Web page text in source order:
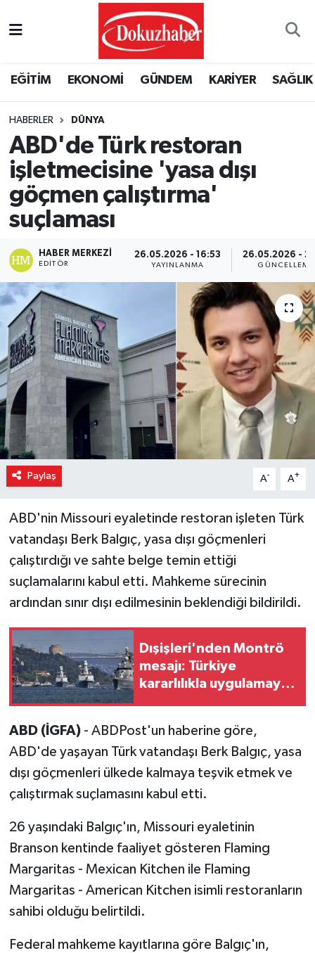
EĞİTİM EKONOMİ GÜNDEM KARİYER SAĞLIK
HABERLER DÜNYA
ABD'de Türk restoran
işletmecisine 'yasa dışı
göçmen çalıştırma'
suçlaması
HABER MERKEZI
EDITÖR
26.05.2026 - 16:53
YAYINLANMA
26.05.2026 -
GÜNCELLEME
Paylaş A- A+
ABD'nin Missouri eyaletinde restoran işleten Türk
vatandaşı Berk Balgıç, yasa dışı göçmenleri
çalıştırdığı ve sahte belge temin ettiği
suçlamalarını kabul etti. Mahkeme sürecinin
ardından sınır dışı edilmesinin beklendiği bildirildi.
Dışişleri'nden Montrö
mesajı: Türkiye
kararlılıkla uygulamayı
ABD (İGFA) - ABDPost'un haberine göre,
ABD'de yaşayan Türk vatandaşı Berk Balgıç, yasa
dışı göçmenleri ülkede kalmaya teşvik etmek ve
çalıştırmak suçlamasını kabul etti.
26 yaşındaki Balgıç'ın, Missouri eyaletinin
Branson kentinde faaliyet gösteren Flaming
Margaritas - Mexican Kitchen ile Flaming
Margaritas - American Kitchen isimli restoranların
sahibi olduğu belirtildi.
Federal mahkeme kayıtlarına göre Balgıç'ın,
Puan Durumu ve Fikstür
Tüm Manşetler
Son Dakika Haberleri
Haber Arşivi